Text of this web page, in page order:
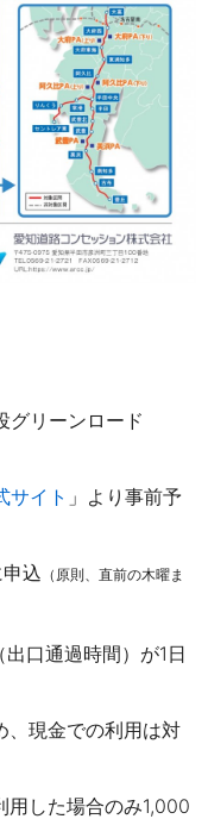
グリーンロード
サイト 」より事前予
込 （原則、直前の木曜ま
口通過時間）が1日
金での利用は対
た場合のみ1,000